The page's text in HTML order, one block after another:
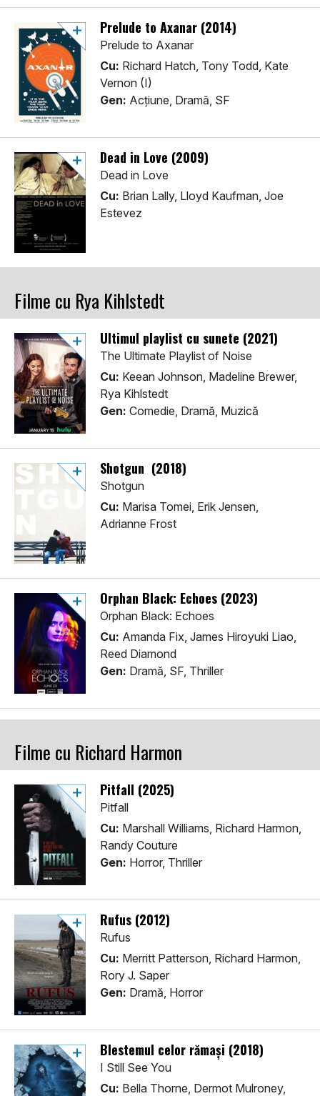
Prelude to Axanar (2014)
Prelude to Axanar
Cu: Richard Hatch, Tony Todd, Kate
Vernon (I)
Gen: Acţiune, Dramă, SF
Dead in Love (2009)
Dead in Love
Cu: Brian Lally, Lloyd Kaufman, Joe
Estevez
Filme cu Rya Kihlstedt
Ultimul playlist cu sunete (2021)
The Ultimate Playlist of Noise
Cu: Keean Johnson, Madeline Brewer,
Rya Kihlstedt
Gen: Comedie, Dramă, Muzică
Shotgun (2018)
Shotgun
Cu: Marisa Tomei, Erik Jensen,
Adrianne Frost
Orphan Black: Echoes (2023)
Orphan Black: Echoes
Cu: Amanda Fix, James Hiroyuki Liao,
Reed Diamond
Gen: Dramă, SF, Thriller
Filme cu Richard Harmon
Pitfall (2025)
Pitfall
Cu: Marshall Williams, Richard Harmon,
Randy Couture
Gen: Horror, Thriller
Rufus (2012)
Rufus
Cu: Merritt Patterson, Richard Harmon,
Rory J. Saper
Gen: Dramă, Horror
Blestemul celor rămaşi (2018)
I Still See You
Cu: Bella Thorne, Dermot Mulroney,